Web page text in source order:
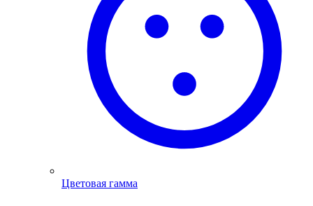
Цветовая гамма